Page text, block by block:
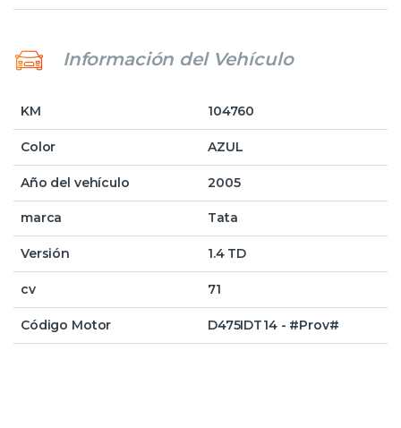
Información del Vehículo
KM 104760
Color AZUL
Año del vehículo 2005
marca Tata
Versión 1.4 TD
cv 71
Código Motor D475IDT14 - #Prov#